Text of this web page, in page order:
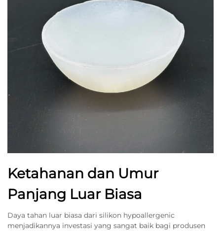
Ketahanan dan Umur
Panjang Luar Biasa
Daya tahan luar biasa dari silikon hypoallergenic
menjadikannya investasi yang sangat baik bagi produsen